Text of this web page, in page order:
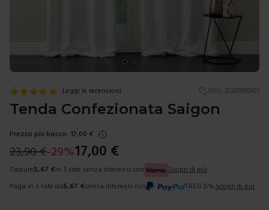
.
Leggi le recensioni SKU: ZG09110101
Tenda Confezionata Saigon
Prezzo più basso: 17,00 €
23,90€-29%17,00 €
Oppure5,67 €in 3 rate senza interessi con
Scopri di più
Paga in 3 rate da5,67 €senza interessi con TAEG 0%. Scopri di più